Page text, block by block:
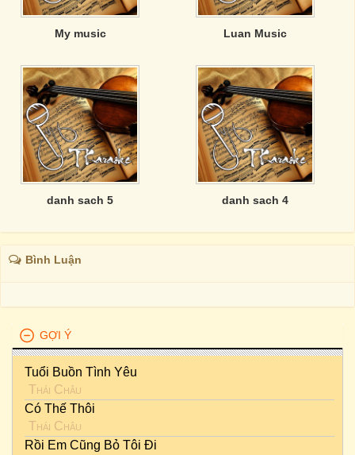
My music Luan Music
danh sach 5 danh sach 4
Bình Luận
GỢI Ý
Tuổi Buồn Tình Yêu
Thái Châu
Có Thế Thôi
Thái Châu
Rồi Em Cũng Bỏ Tôi Đi